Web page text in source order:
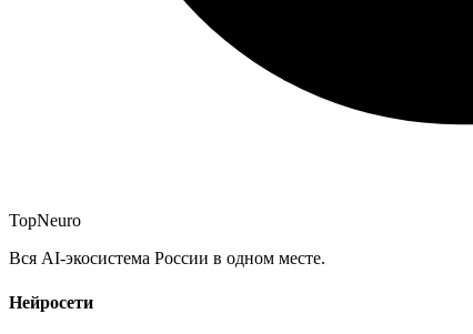
TopNeuro
Вся AI-экосистема России в одном месте.
Нейросети